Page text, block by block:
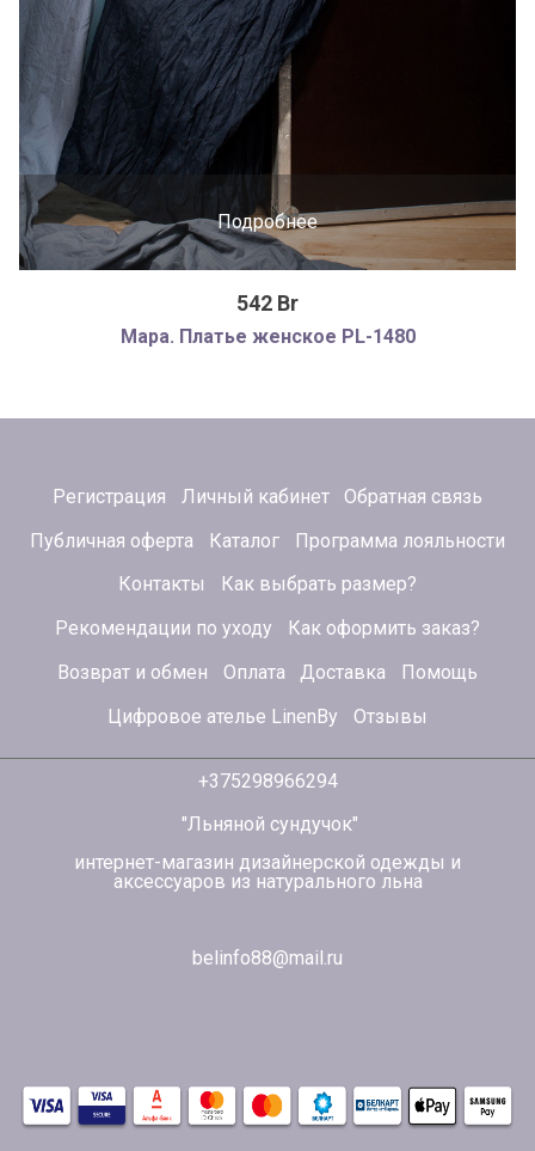
Подробнее
542 Br
Мара. Платье женское PL-1480
Регистрация Личный кабинет
Обратная связь
Публичная оферта
Каталог
Программа лояльности
Контакты
Как выбрать размер?
Рекомендации по уходу
Как оформить заказ?
Возврат и обмен
Оплата Доставка
Помощь
Цифровое ателье LinenBy
Отзывы
+375298966294
"Льняной сундучок"
интернет-магазин дизайнерской одежды и
аксессуаров из натурального льна
belinfo88@mail.ru